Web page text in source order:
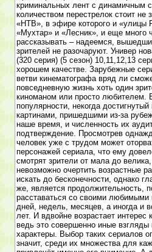
криминальных лент с динамичным
количеством перестрелок стоит не
«НТВ», в эфире которого и «улицы
«Мухтар» и «Лесник», и еще много
рассказывать – надеемся,
зрителей не разочаруют. Универ
(320 серия) (5 сезон) 10,11,12,13
хорошем качестве. Зарубежные
ветви кинематографа вряд ли
повседневную жизнь хоть один
киноманом или просто любителем.
популярности, некогда
картинами, пришедшими из-за
наше время, и численность их
подтверждение. Просмотрев
человек уже с трудом может
персонажей сериала, что ему
смотрят зрители от мала до
невозможно очертить возрастные
искать до бесконечности, однако
же, является продолжительность,
расставаться со своими любимыми
дней, недель, месяцев, а иногда и
лет. И вдвойне возрастает
ведь это совершенно иные взгляды
характеры. Выбор таких сериалов
значит, среди их множества для